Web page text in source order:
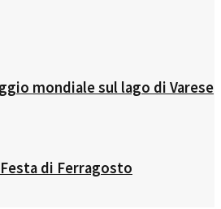
mondiale sul lago di Varese
di Ferragosto